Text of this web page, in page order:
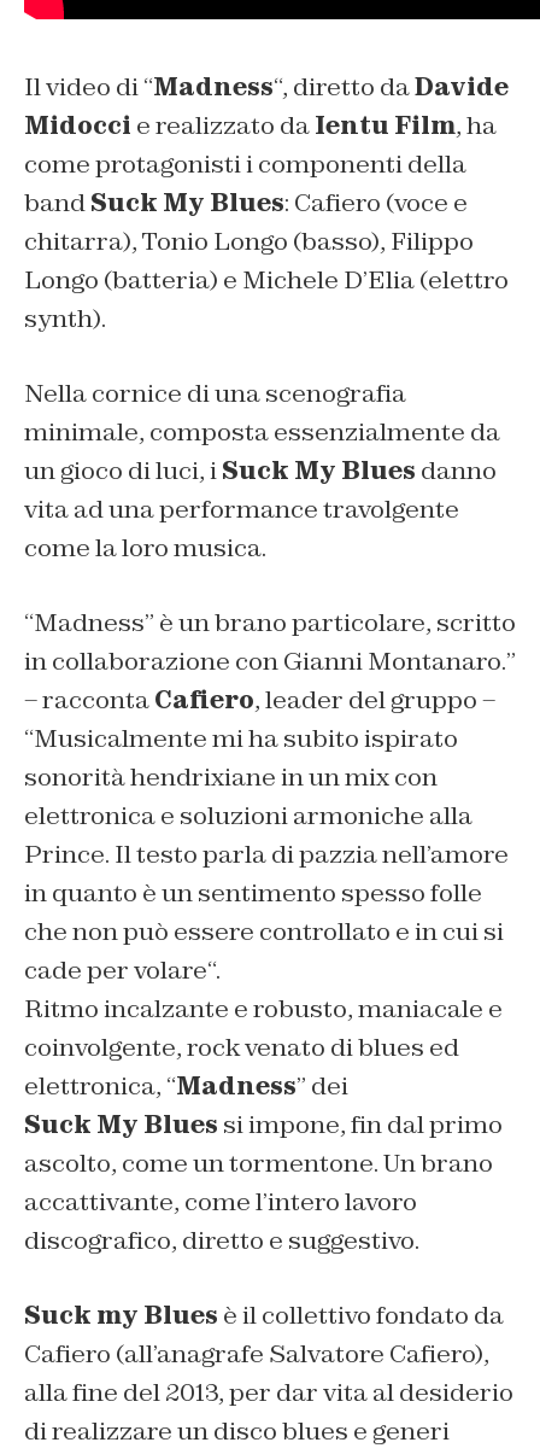
Il video di “Madness“, diretto daDavide
Midocci e realizzato daIentu Film, ha
come protagonisti i componenti della
bandSuck My Blues: Cafiero (voce e
chitarra), Tonio Longo (basso), Filippo
Longo (batteria) e Michele D’Elia (elettro
synth).
Nella cornice di una scenografia
minimale, composta essenzialmente da
un gioco di luci, iSuck My Blues danno
vita ad una performance travolgente
come la loro musica.
“Madness” è un brano particolare, scritto
in collaborazione con Gianni Montanaro.”
– raccontaCafiero, leader del gruppo –
“Musicalmente mi ha subito ispirato
sonorità hendrixiane in un mix con
elettronica e soluzioni armoniche alla
Prince. Il testo parla di pazzia nell’amore
in quanto è un sentimento spesso folle
che non può essere controllato e in cui si
cade per volare“.
Ritmo incalzante e robusto, maniacale e
coinvolgente, rock venato di blues ed
elettronica, “Madness” dei
Suck My Blues si impone, fin dal primo
ascolto, come un tormentone. Un brano
accattivante, come l’intero lavoro
discografico, diretto e suggestivo.
Suck my Blues è il collettivo fondato da
Cafiero (all’anagrafe Salvatore Cafiero),
alla fine del 2013, per dar vita al desiderio
di realizzare un disco blues e generi